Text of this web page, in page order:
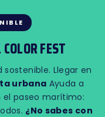
FEST
Llegar en
urbana Ayuda a
paseo marítimo:
¿No sabes con